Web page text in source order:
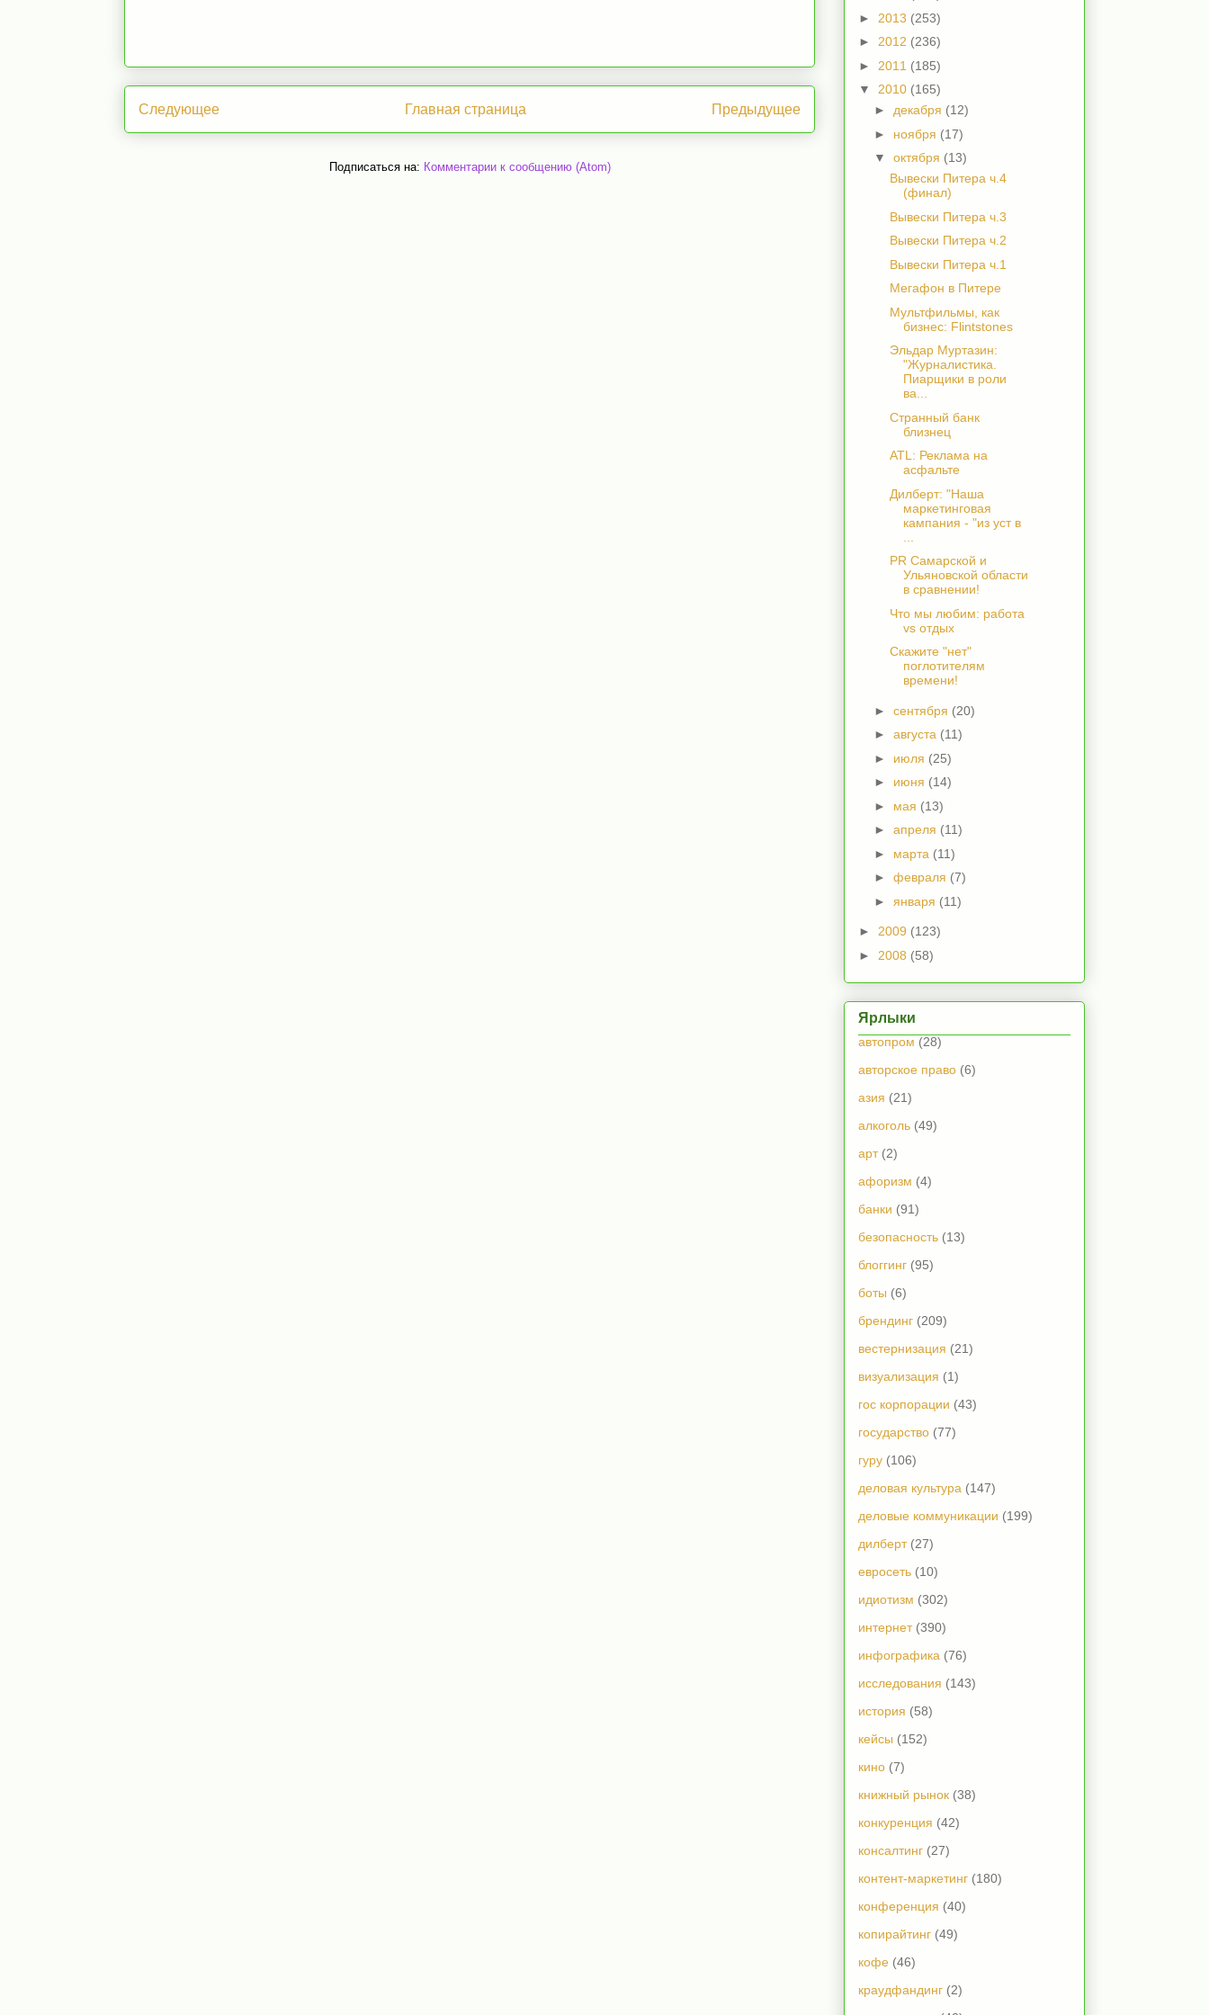
Следующее Предыдущее
Главная страница
Подписаться на: Комментарии к сообщению (Atom)
► 2013 (253)
► 2012 (236)
► 2011 (185)
▼ 2010 (165)
► декабря (12)
► ноября (17)
▼ октября (13)
Вывески Питера ч.4
(финал)
Вывески Питера ч.3
Вывески Питера ч.2
Вывески Питера ч.1
Мегафон в Питере
Мультфильмы, как
бизнес: Flintstones
Эльдар Муртазин:
"Журналистика.
Пиарщики в роли
ва...
Странный банк
близнец
ATL: Реклама на
асфальте
Дилберт: "Наша
маркетинговая
кампания - "из уст в
PR Самарской и
Ульяновской области
в сравнении!
Что мы любим: работа
vs отдых
Скажите "нет"
поглотителям
времени!
► сентября (20)
► августа (11)
► июля (25)
► июня (14)
► мая (13)
► апреля (11)
► марта (11)
► февраля (7)
► января (11)
► 2009 (123)
► 2008 (58)
Ярлыки
автопром (28)
авторское право (6)
азия (21)
алкоголь (49)
арт (2)
афоризм (4)
банки (91)
безопасность (13)
блоггинг (95)
боты (6)
брендинг (209)
вестернизация (21)
визуализация (1)
гос корпорации (43)
государство (77)
гуру (106)
деловая культура (147)
деловые коммуникации (199)
дилберт (27)
евросеть (10)
идиотизм (302)
интернет (390)
инфографика (76)
исследования (143)
история (58)
кейсы (152)
кино (7)
книжный рынок (38)
конкуренция (42)
консалтинг (27)
контент-маркетинг (180)
конференция (40)
копирайтинг (49)
кофе (46)
краудфандинг (2)